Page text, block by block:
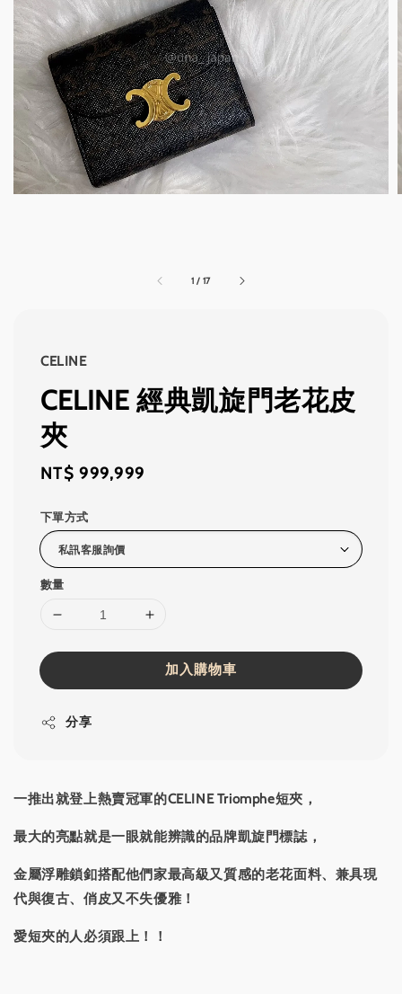
1 / 17
CELINE
CELINE 經典凱旋門老花皮
夾
Regular
NT$ 999,999
下單方式
數量
加入購物車
分享
一推出就登上熱賣冠軍的CELINE Triomphe短夾，
最大的亮點就是一眼就能辨識的品牌凱旋門標誌，
金屬浮雕鎖釦搭配他們家最高級又質感的老花面料、兼具現
代與復古、俏皮又不失優雅！
愛短夾的人必須跟上！！